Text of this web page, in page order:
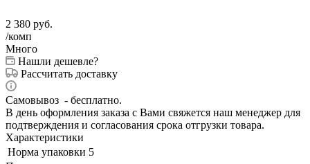
2 380 руб.
/комп
Много
Нашли дешевле?
Рассчитать доставку
Самовывоз - бесплатно.
В день оформления заказа с Вами свяжется наш менеджер для
подтверждения и согласования срока отгрузки товара.
Характеристики
Норма упаковки 5